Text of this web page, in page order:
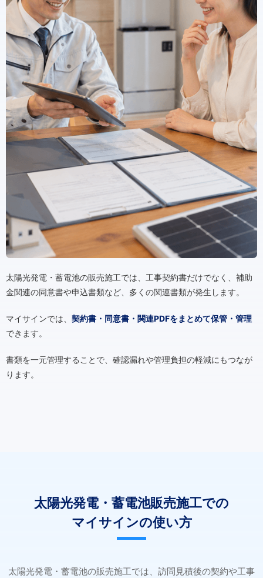
太陽光発電・蓄電池の販売施工では、工事契約書だけでなく、補助
金関連の同意書や申込書類など、多くの関連書類が発生します。
マイサインでは、 契約書・同意書・関連PDFをまとめて保管・管理
できます。
書類を一元管理することで、確認漏れや管理負担の軽減にもつなが
ります。
太陽光発電・蓄電池販売施工での
マイサインの使い方
太陽光発電・蓄電池の販売施工では、訪問見積後の契約や工事